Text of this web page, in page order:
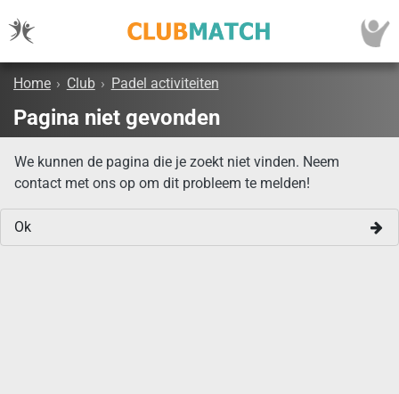
Home › Club › Padel activiteiten
Pagina niet gevonden
We kunnen de pagina die je zoekt niet vinden. Neem
contact met ons op om dit probleem te melden!
Ok